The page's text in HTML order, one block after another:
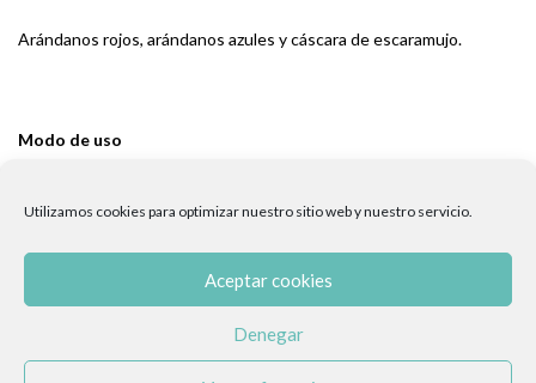
Utilizamos cookies para optimizar nuestro sitio web y nuestro servicio.
Aceptar cookies
Denegar
Arándanos rojos, arándanos azules y cáscara de escaramujo.
Modo de uso
Razas grandes de perros (21 a 30Kg): 3 cucharitas/día
IMPORTANTE: Contraindicado en casos de cristales o cálculos de